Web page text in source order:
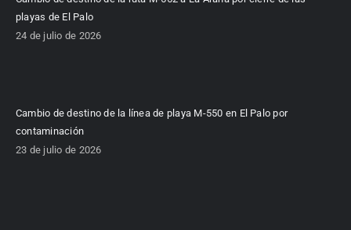
playas de El Palo
24 de julio de 2026
Cambio de destino de la línea de playa M-550 en El Palo por
contaminación
23 de julio de 2026